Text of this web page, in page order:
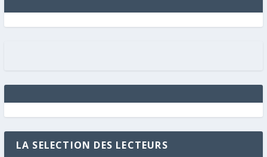
LA SELECTION DES LECTEURS